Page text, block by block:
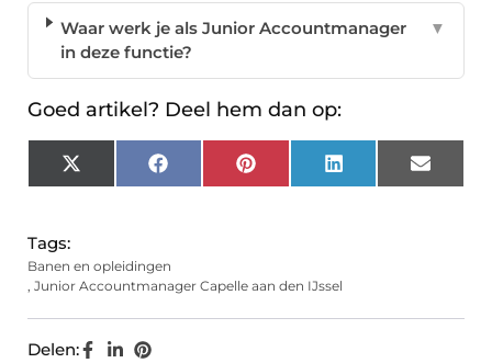
Waar werk je als Junior Accountmanager
in deze functie?
▼
Goed artikel? Deel hem dan op:
X
(Twitter)
FacebookPinterest LinkedIn Email
Tags:
Banen en opleidingen
, Junior Accountmanager Capelle aan den IJssel
Delen: